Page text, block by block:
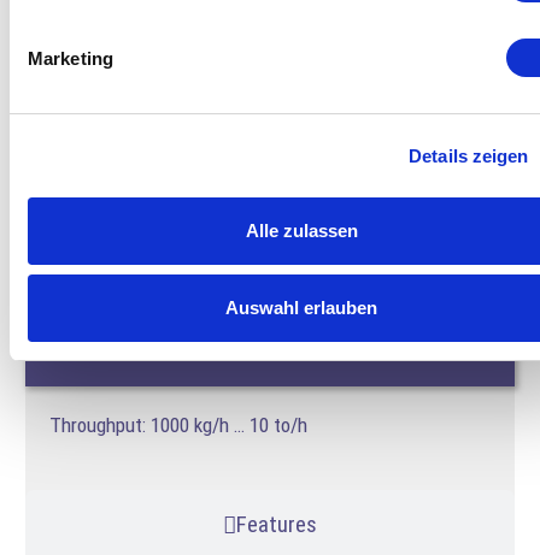
Marketing
Details zeigen
Alle zulassen
Auswahl erlauben
Technical data
Features
Throughput: 1000 kg/h … 10 to/h